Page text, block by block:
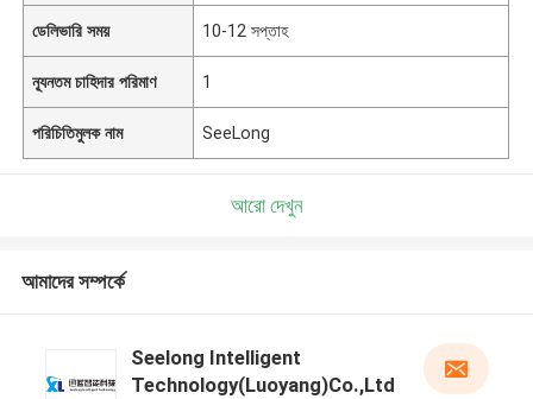
ডেলিভারি সময় 10-12 সপ্তাহ
ন্যূনতম চাহিদার পরিমাণ 1
পরিচিতিমুলক নাম SeeLong
আরো দেখুন
আমাদের সম্পর্কে
Seelong Intelligent
Technology(Luoyang)Co.,Ltd